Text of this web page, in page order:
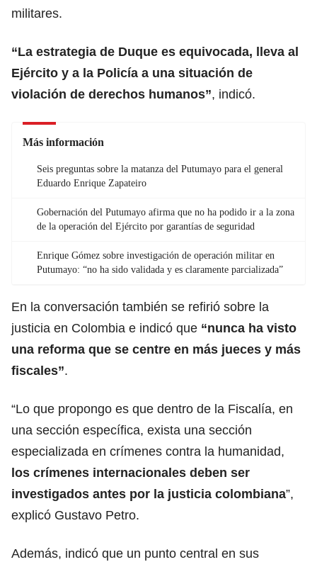
militares.
“La estrategia de Duque es equivocada, lleva al
Ejército y a la Policía a una situación de
violación de derechos humanos”, indicó.
Más información
Seis preguntas sobre la matanza del Putumayo para el general
Eduardo Enrique Zapateiro
Gobernación del Putumayo afirma que no ha podido ir a la zona
de la operación del Ejército por garantías de seguridad
Enrique Gómez sobre investigación de operación militar en
Putumayo: “no ha sido validada y es claramente parcializada”
En la conversación también se refirió sobre la
justicia en Colombia e indicó que “nunca ha visto
una reforma que se centre en más jueces y más
fiscales”.
“Lo que propongo es que dentro de la Fiscalía, en
una sección específica, exista una sección
especializada en crímenes contra la humanidad,
los crímenes internacionales deben ser
investigados antes por la justicia colombiana”,
explicó Gustavo Petro.
Además, indicó que un punto central en sus